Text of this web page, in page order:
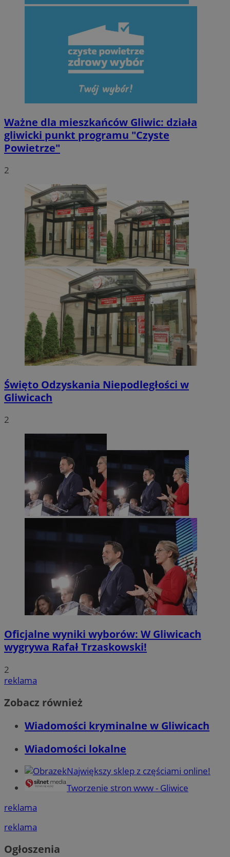
Ważne dla mieszkańców Gliwic: działa
gliwicki punkt programu "Czyste
Powietrze"
2
Święto Odzyskania Niepodległości w
Gliwicach
2
Oficjalne wyniki wyborów: W Gliwicach
wygrywa Rafał Trzaskowski!
2
reklama
Zobacz również
Wiadomości kryminalne w Gliwicach
Wiadomości lokalne
Największy sklep z częściami online!
Tworzenie stron www - Gliwice
reklama
reklama
Ogłoszenia